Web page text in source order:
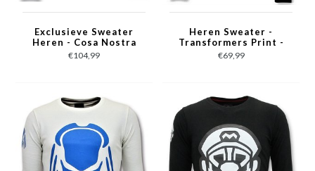
Exclusieve Sweater
Heren - Cosa Nostra
Mafioso - Grijs
€104,99
Heren Sweater -
Transformers Print -
Zwart
€69,99